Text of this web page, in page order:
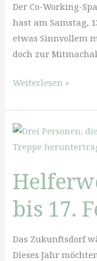
Der Co-Working-
hast am Samstag,
etwas Sinnvollem
doch zur
Mitmachaktion
13.
April
Weiterlesen »
bis 17.
Das Zukunftsdorf
Dieses Jahr